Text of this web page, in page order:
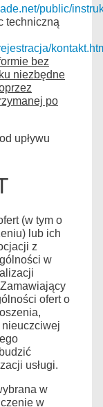
public/
techniczną
bez
niezbędne
po
upływu
(w tym o
lub ich
z
w
ofert o
nieuczciwej
usługi.
w
w